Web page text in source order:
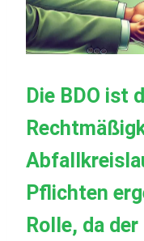
Die BDO ist
Pflichten
Rolle, da